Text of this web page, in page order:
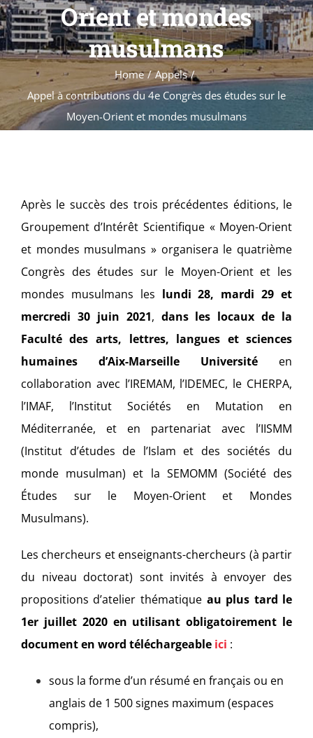
Évènements
Appels
Agenda
Orient et mondes
musulmans
Home
Appels
Appel à contributions du 4e Congrès des études sur le
Moyen-Orient et mondes musulmans
Après le succès des trois précédentes éditions, le
Groupement d’Intérêt Scientifique « Moyen-Orient
et mondes musulmans » organisera le quatrième
Congrès des études sur le Moyen-Orient et les
mondes musulmans les lundi 28, mardi 29 et
mercredi 30 juin 2021, dans les locaux de la
Faculté des arts, lettres, langues et sciences
humaines d’Aix-Marseille Université en
collaboration avec l’IREMAM, l’IDEMEC, le CHERPA,
l’IMAF, l’Institut Sociétés en Mutation en
Méditerranée, et en partenariat avec l’IISMM
(Institut d’études de l’Islam et des sociétés du
monde musulman) et la SEMOMM (Société des
Études sur le Moyen-Orient et Mondes
Musulmans).
Les chercheurs et enseignants-chercheurs (à partir
du niveau doctorat) sont invités à envoyer des
propositions d’atelier thématique au plus tard le
1er juillet 2020 en utilisant obligatoirement le
document en word téléchargeable ici :
sous la forme d’un résumé en français ou en
anglais de 1 500 signes maximum (espaces
compris),